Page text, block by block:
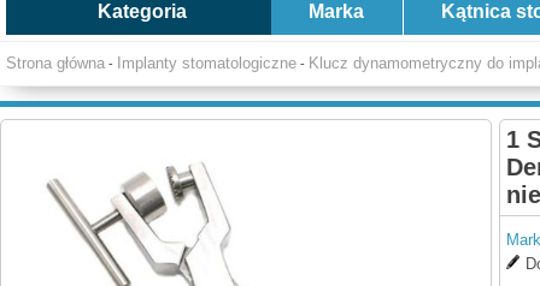
Kategoria Marka Kątnica
Strona główna - Implanty stomatologiczne - Klucz dynamometryczny do
1